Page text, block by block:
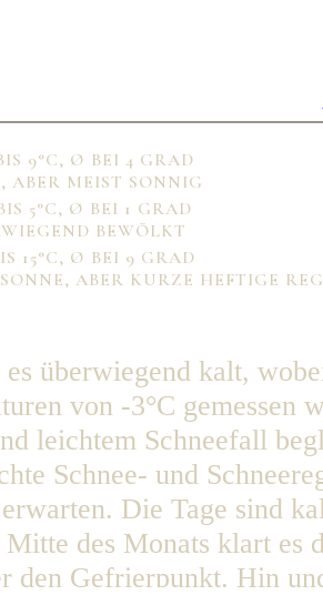
9°C, Ø BEI 4 GRAD
ABER MEIST SONNIG
5°C, Ø BEI 1 GRAD
BEWÖLKT
15°C, Ø BEI 9 GRAD
ABER KURZE HEFTIGE
überwiegend kalt,
von -3°C gemessen
leichtem Schneefall
Schnee- und
Die Tage sind
des Monats klart es
den Gefrierpunkt. Hin